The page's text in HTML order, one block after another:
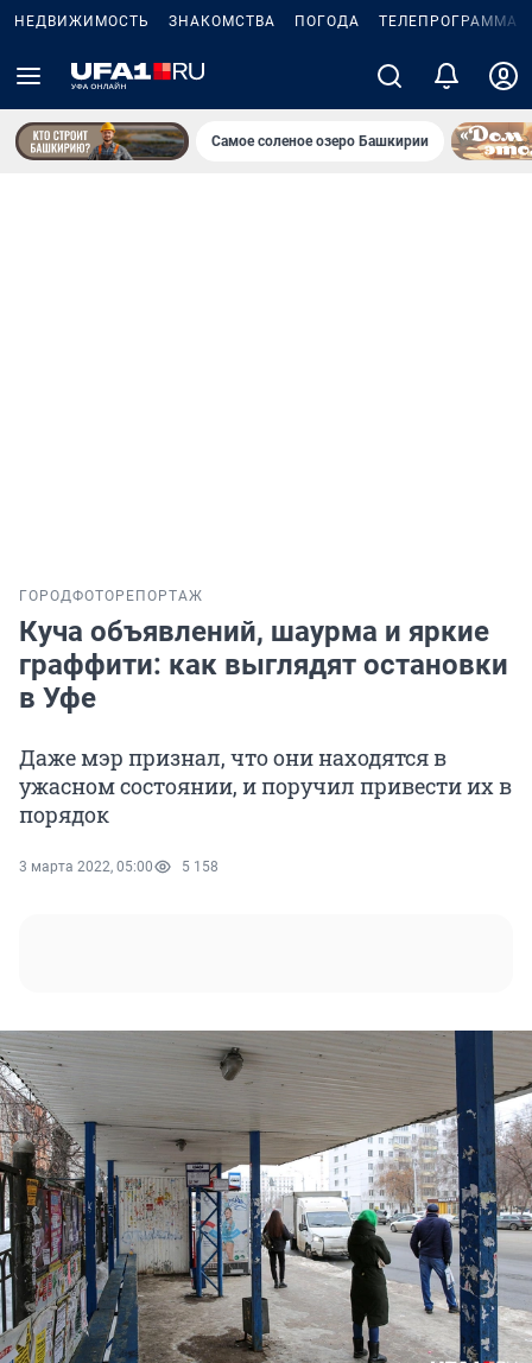
НЕДВИЖИМОСТЬ ЗНАКОМСТВА ПОГОДА ТЕЛЕПРОГРАММА
Самое соленое озеро Башкирии
ГОРОДФОТОРЕПОРТАЖ
Куча объявлений, шаурма и яркие
граффити: как выглядят остановки
в Уфе
Даже мэр признал, что они находятся в
ужасном состоянии, и поручил привести их в
порядок
3 марта 2022, 05:00 5 158